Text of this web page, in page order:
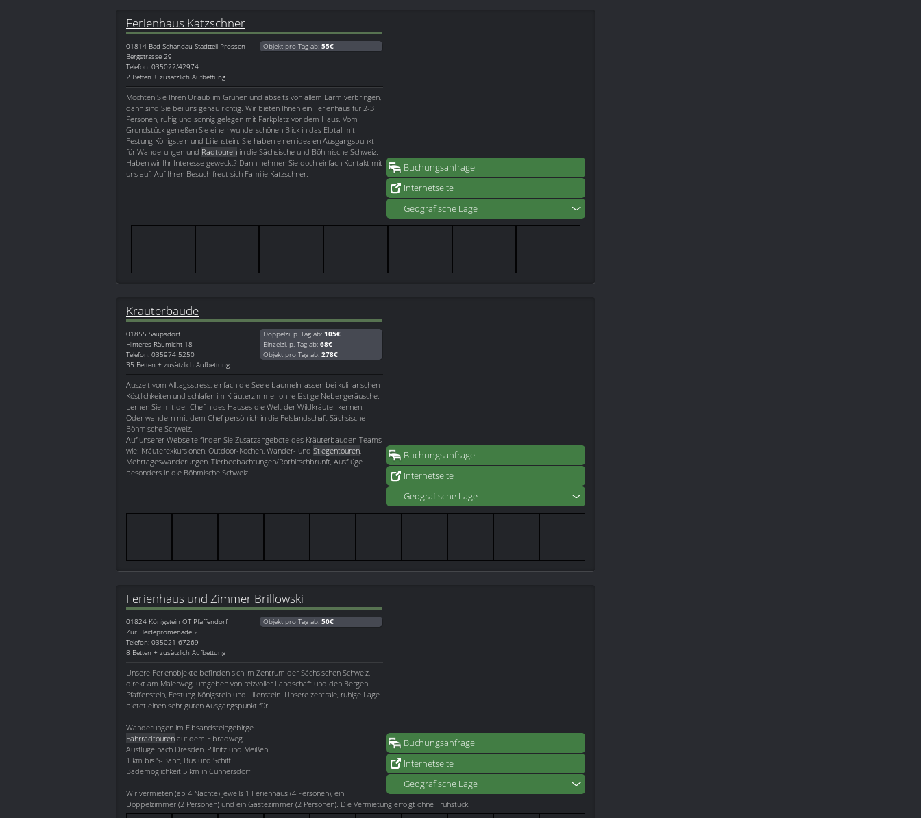
Buchungsanfrage
Internetseite
Geografische Lage
Ferienhaus Katzschner
01814 Bad Schandau Stadtteil Prossen
Bergstrasse 29
Telefon: 035022/42974
2 Betten + zusätzlich Aufbettung
Objekt pro Tag ab: 55€
Möchten Sie Ihren Urlaub im Grünen und abseits von allem Lärm verbringen,
dann sind Sie bei uns genau richtig. Wir bieten Ihnen ein Ferienhaus für 2-3
Personen, ruhig und sonnig gelegen mit Parkplatz vor dem Haus. Vom
Grundstück genießen Sie einen wunderschönen Blick in das Elbtal mit
Festung Königstein und Lilienstein. Sie haben einen idealen Ausgangspunkt
für Wanderungen und Radtouren in die Sächsische und Böhmische Schweiz.
Haben wir Ihr Interesse geweckt? Dann nehmen Sie doch einfach Kontakt mit
uns auf! Auf Ihren Besuch freut sich Familie Katzschner.
Buchungsanfrage
Internetseite
Geografische Lage
Kräuterbaude
01855 Saupsdorf
Hinteres Räumicht 18
Telefon: 035974 5250
35 Betten + zusätzlich Aufbettung
Doppelzi. p. Tag ab: 105€
Einzelzi. p. Tag ab: 68€
Objekt pro Tag ab: 278€
Auszeit vom Alltagsstress, einfach die Seele baumeln lassen bei kulinarischen
Köstlichkeiten und schlafen im Kräuterzimmer ohne lästige Nebengeräusche.
Lernen Sie mit der Chefin des Hauses die Welt der Wildkräuter kennen.
Oder wandern mit dem Chef persönlich in die Felslandschaft Sächsische-
Böhmische Schweiz.
Auf unserer Webseite finden Sie Zusatzangebote des Kräuterbauden-Teams
wie: Kräuterexkursionen, Outdoor-Kochen, Wander- und Stiegentouren,
Mehrtageswanderungen, Tierbeobachtungen/Rothirschbrunft, Ausflüge
besonders in die Böhmische Schweiz.
Buchungsanfrage
Internetseite
Geografische Lage
Ferienhaus und Zimmer Brillowski
01824 Königstein OT Pfaffendorf
Zur Heidepromenade 2
Telefon: 035021 67269
8 Betten + zusätzlich Aufbettung
Objekt pro Tag ab: 50€
Unsere Ferienobjekte befinden sich im Zentrum der Sächsischen Schweiz,
direkt am Malerweg, umgeben von reizvoller Landschaft und den Bergen
Pfaffenstein, Festung Königstein und Lilienstein. Unsere zentrale, ruhige Lage
bietet einen sehr guten Ausgangspunkt für
Wanderungen im Elbsandsteingebirge
Fahrradtouren auf dem Elbradweg
Ausflüge nach Dresden, Pillnitz und Meißen
1 km bis S-Bahn, Bus und Schiff
Bademöglichkeit 5 km in Cunnersdorf
Wir vermieten (ab 4 Nächte) jeweils 1 Ferienhaus (4 Personen), ein
Doppelzimmer (2 Personen) und ein Gästezimmer (2 Personen). Die Vermietung erfolgt ohne Frühstück.